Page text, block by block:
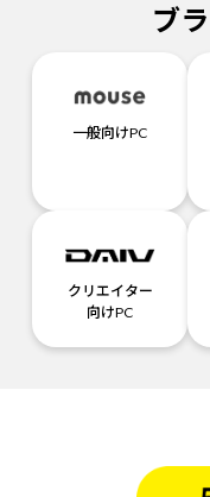
ブ
一般向けPC
クリエイター
向けPC